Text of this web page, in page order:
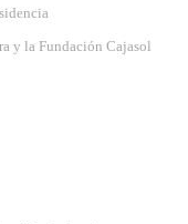
y la Fundación Cajasol